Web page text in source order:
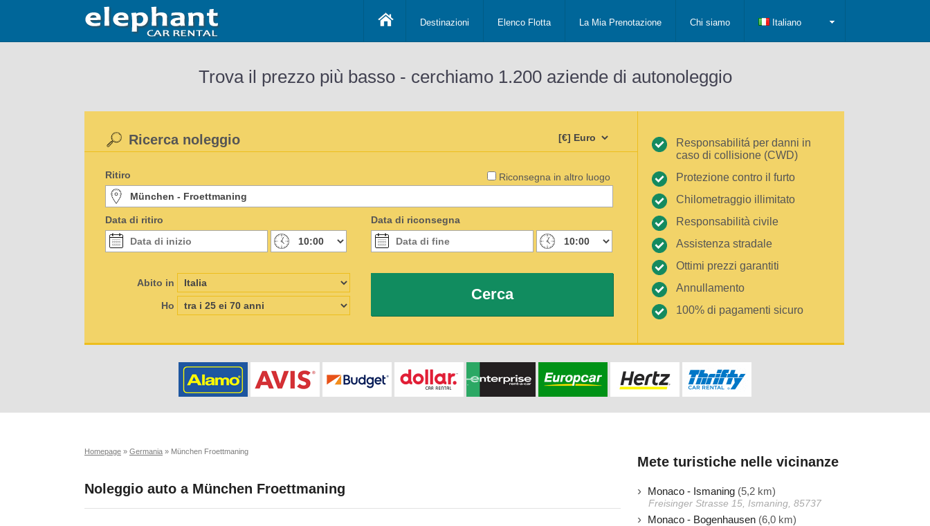
Destinazioni Elenco Flotta La Mia Prenotazione Chi siamo Italiano
Trova il prezzo più basso - cerchiamo 1.200 aziende di autonoleggio
Riconsegna in altro luogo
Ricerca noleggio
Ritiro
Data di ritiro Data di riconsegna
Abito in
Ho
Cerca
Responsabilitá per danni in
caso di collisione (CWD)
Protezione contro il furto
Chilometraggio illimitato
Responsabilità civile
Assistenza stradale
Ottimi prezzi garantiti
Annullamento
100% di pagamenti sicuro
Homepage » Germania » München Froettmaning
Noleggio auto a München Froettmaning
Mete turistiche nelle vicinanze
Monaco - Ismaning (5,2 km)
Freisinger Strasse 15, Ismaning, 85737
Monaco - Bogenhausen (6,0 km)